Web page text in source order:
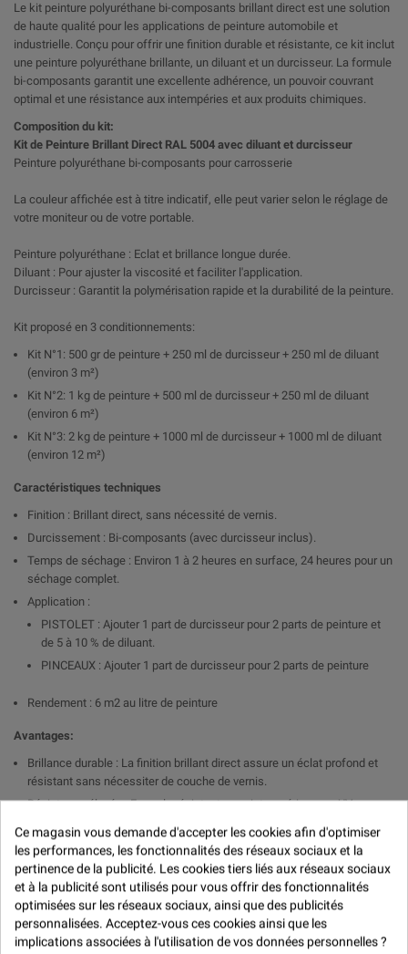
Le kit peinture polyuréthane bi-composants brillant direct est une solution
de haute qualité pour les applications de peinture automobile et
industrielle. Conçu pour offrir une finition durable et résistante, ce kit inclut
une peinture polyuréthane brillante, un diluant et un durcisseur. La formule
bi-composants garantit une excellente adhérence, un pouvoir couvrant
optimal et une résistance aux intempéries et aux produits chimiques.
Composition du kit:
Kit de Peinture Brillant Direct RAL 5004 avec diluant et durcisseur
Peinture polyuréthane bi-composants pour carrosserie
La couleur affichée est à titre indicatif, elle peut varier selon le réglage de
votre moniteur ou de votre portable.
Peinture polyuréthane : Eclat et brillance longue durée.
Diluant : Pour ajuster la viscosité et faciliter l'application.
Durcisseur : Garantit la polymérisation rapide et la durabilité de la peinture.
Kit proposé en 3 conditionnements:
Kit N°1: 500 gr de peinture + 250 ml de durcisseur + 250 ml de diluant
(environ 3 m²)
Kit N°2: 1 kg de peinture + 500 ml de durcisseur + 250 ml de diluant
(environ 6 m²)
Kit N°3: 2 kg de peinture + 1000 ml de durcisseur + 1000 ml de diluant
(environ 12 m²)
Caractéristiques techniques
Finition : Brillant direct, sans nécessité de vernis.
Durcissement : Bi-composants (avec durcisseur inclus).
Temps de séchage : Environ 1 à 2 heures en surface, 24 heures pour un
séchage complet.
Application :
PISTOLET : Ajouter 1 part de durcisseur pour 2 parts de peinture et
de 5 à 10 % de diluant.
PINCEAUX : Ajouter 1 part de durcisseur pour 2 parts de peinture
Rendement : 6 m2 au litre de peinture
Avantages:
Brillance durable : La finition brillant direct assure un éclat profond et
résistant sans nécessiter de couche de vernis.
Résistance élevée : Formule résistante aux intempéries, aux UV, aux
Application uniforme : Bonne fluidité pour une application homogène et
un rendu professionnel.
Temps de séchage rapide : Assure une efficacité optimale pour les
travaux nécessitant un séchage rapide.
Applications :
Ce magasin vous demande d'accepter les cookies afin d'optimiser
les performances, les fonctionnalités des réseaux sociaux et la
pertinence de la publicité. Les cookies tiers liés aux réseaux sociaux
et à la publicité sont utilisés pour vous offrir des fonctionnalités
optimisées sur les réseaux sociaux, ainsi que des publicités
personnalisées. Acceptez-vous ces cookies ainsi que les
implications associées à l'utilisation de vos données personnelles ?